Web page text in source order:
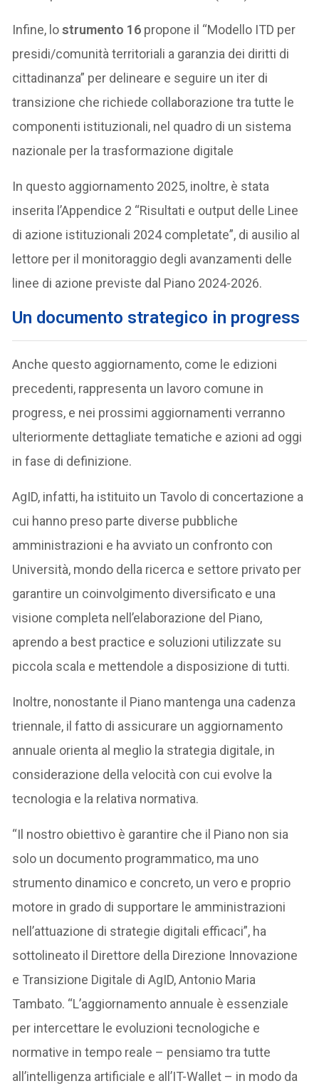
Infine, lostrumento 16 propone il “Modello ITD per
presidi/comunità territoriali a garanzia dei diritti di
cittadinanza” per delineare e seguire un iter di
transizione che richiede collaborazione tra tutte le
componenti istituzionali, nel quadro di un sistema
nazionale per la trasformazione digitale
In questo aggiornamento 2025, inoltre, è stata
inserita l’Appendice 2 “Risultati e output delle Linee
di azione istituzionali 2024 completate”, di ausilio al
lettore per il monitoraggio degli avanzamenti delle
linee di azione previste dal Piano 2024-2026.
Un documento strategico in progress
Anche questo aggiornamento, come le edizioni
precedenti, rappresenta un lavoro comune in
progress, e nei prossimi aggiornamenti verranno
ulteriormente dettagliate tematiche e azioni ad oggi
in fase di definizione.
AgID, infatti, ha istituito un Tavolo di concertazione a
cui hanno preso parte diverse pubbliche
amministrazioni e ha avviato un confronto con
Università, mondo della ricerca e settore privato per
garantire un coinvolgimento diversificato e una
visione completa nell’elaborazione del Piano,
aprendo a best practice e soluzioni utilizzate su
piccola scala e mettendole a disposizione di tutti.
Inoltre, nonostante il Piano mantenga una cadenza
triennale, il fatto di assicurare un aggiornamento
annuale orienta al meglio la strategia digitale, in
considerazione della velocità con cui evolve la
tecnologia e la relativa normativa.
“Il nostro obiettivo è garantire che il Piano non sia
solo un documento programmatico, ma uno
strumento dinamico e concreto, un vero e proprio
motore in grado di supportare le amministrazioni
nell’attuazione di strategie digitali efficaci”, ha
sottolineato il Direttore della Direzione Innovazione
e Transizione Digitale di AgID, Antonio Maria
Tambato. “L’aggiornamento annuale è essenziale
per intercettare le evoluzioni tecnologiche e
normative in tempo reale – pensiamo tra tutte
all’intelligenza artificiale e all’IT-Wallet – in modo da